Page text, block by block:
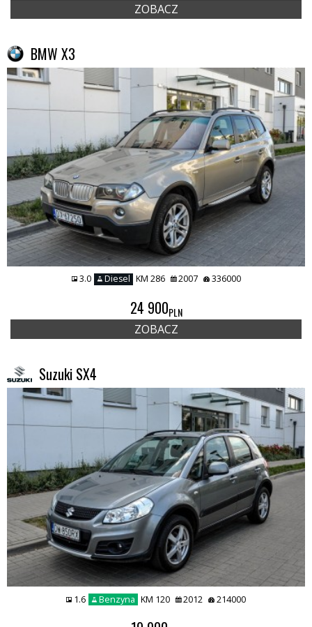
ZOBACZ
BMW X3
3.0 Diesel KM 286 2007 336000
24 900PLN
ZOBACZ
Suzuki SX4
1.6 Benzyna KM 120 2012 214000